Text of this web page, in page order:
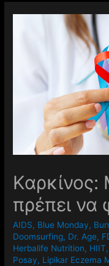
Καρκίνος:
πρέπει να
AIDS, Blue Monday,
Doomsurfing, Dr. Age,
Herbalife Nutrition, HIIT,
Posay, Lipikar Eczema